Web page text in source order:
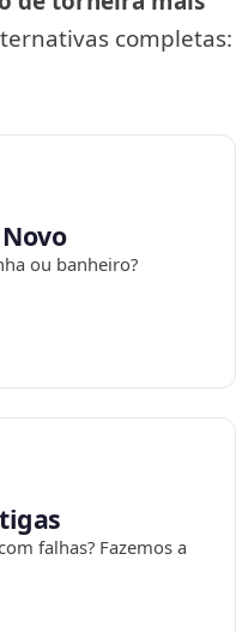
completas:
ou banheiro?
falhas? Fazemos a